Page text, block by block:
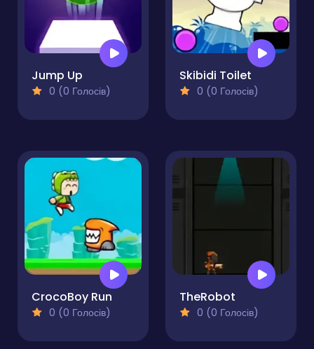
Jump Up
0 (0 Голосів)
Skibidi Toilet
0 (0 Голосів)
CrocoBoy Run
0 (0 Голосів)
TheRobot
0 (0 Голосів)